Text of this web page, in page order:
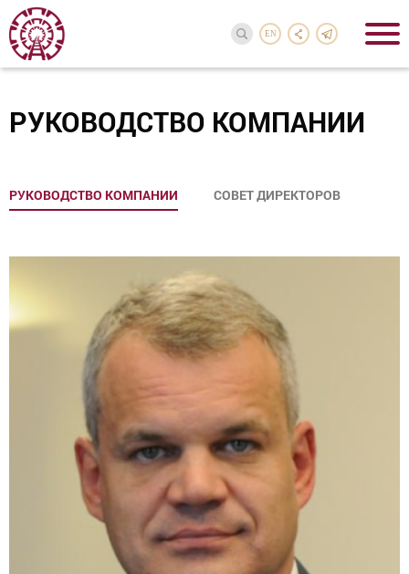
EN
РУКОВОДСТВО КОМПАНИИ
РУКОВОДСТВО КОМПАНИИ СОВЕТ ДИРЕКТОРОВ